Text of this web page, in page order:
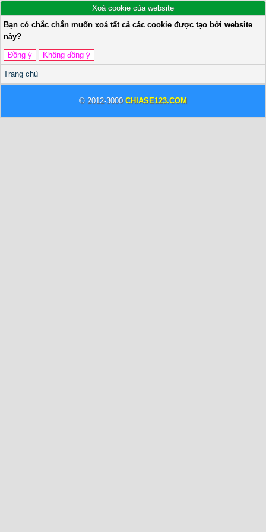
Xoá cookie của website
Bạn có chắc chắn muốn xoá tất cả các cookie được tạo bởi website
này?
Trang chủ
© 2012-3000 CHIASE123.COM